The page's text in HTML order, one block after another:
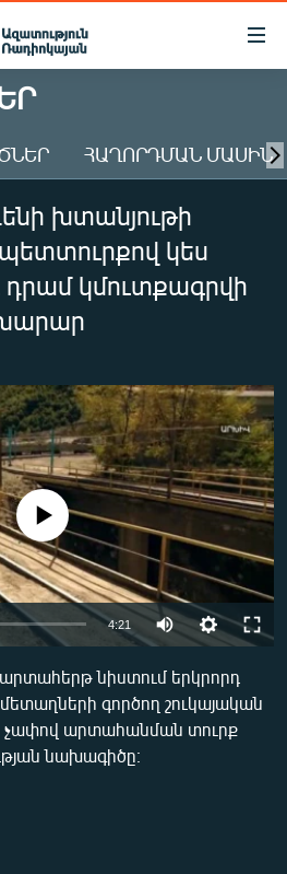
ՀԱՂՈՐԴՄԱՆ ՄԱՍԻՆ
խտանյութի
կես
դրամ կմուտքագրվի
360p
currently available
4:21 Auto
360p
480p
արտահերթ նիստում երկրորդ
գործող շուկայական
չափով արտահանման տուրք
նախագիծը։